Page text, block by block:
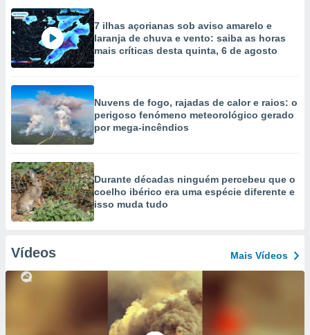
7 ilhas açorianas sob aviso amarelo e
laranja de chuva e vento: saiba as horas
mais críticas desta quinta, 6 de agosto
Nuvens de fogo, rajadas de calor e raios: o
perigoso fenómeno meteorológico gerado
por mega-incêndios
Durante décadas ninguém percebeu que o
coelho ibérico era uma espécie diferente e
isso muda tudo
Vídeos Mais Vídeos